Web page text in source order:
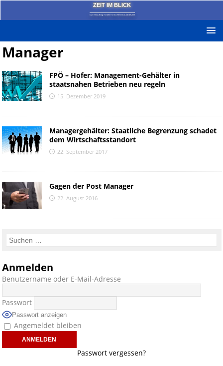
ZEIT IM BLICK
Das News-Blog mit dem kritischen Blick auf die Zeit!
Manager
FPÖ – Hofer: Management-Gehälter in
staatsnahen Betrieben neu regeln
15. Dezember 2019
Managergehälter: Staatliche Begrenzung schadet
dem Wirtschaftsstandort
22. September 2017
Gagen der Post Manager
22. August 2016
Anmelden
Benutzername oder E-Mail-Adresse
Passwort
Passwort anzeigen
Angemeldet bleiben
Passwort vergessen?